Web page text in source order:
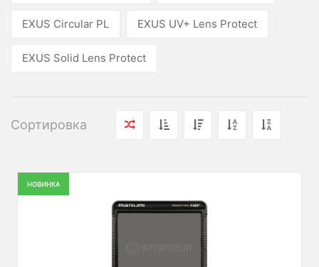
EXUS Circular PL EXUS UV+ Lens Protect
EXUS Solid Lens Protect
Сортировка
НОВИНКА